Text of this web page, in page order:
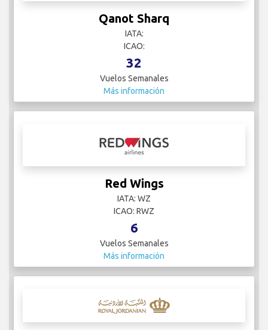
Qanot Sharq
IATA:
ICAO:
32
Vuelos Semanales
Más información
Red Wings
IATA: WZ
ICAO: RWZ
6
Vuelos Semanales
Más información